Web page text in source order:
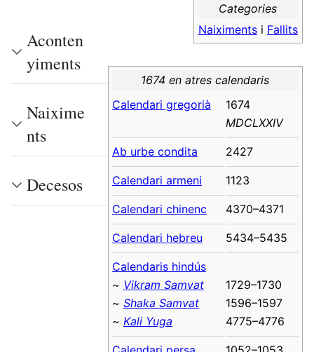
Categories
Naiximentsi Fallits
1674 en atres calendaris
Calendari gregorià
1674
MDCLXXIV
Ab urbe condita 2427
Calendari armeni 1123
Calendari chinenc 4370–4371
Calendari hebreu 5434–5435
Calendaris hindús
~ Vikram Samvat
~ Shaka Samvat
~ Kali Yuga
1729–1730
1596–1597
4775–4776
Aconten
yiments
Naixime
nts
Decesos